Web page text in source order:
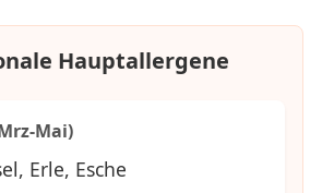
Hauptallergene
Mai)
Erle, Esche